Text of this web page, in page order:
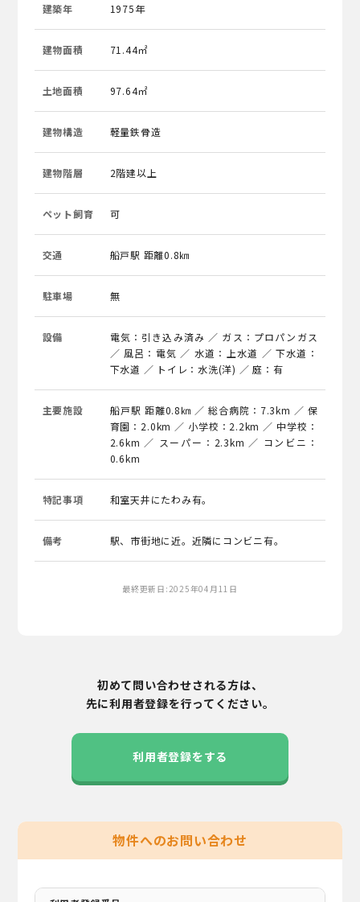
建築年 1975年
建物面積 71.44㎡
土地面積 97.64㎡
建物構造 軽量鉄骨造
建物階層 2階建以上
ペット飼育 可
交通 船戸駅 距離0.8㎞
駐車場 無
設備
電気：引き込み済み ／ ガス：プロパンガス
／ 風呂：電気 ／ 水道：上水道 ／ 下水道：
下水道 ／ トイレ：水洗(洋) ／ 庭：有
主要施設
船戸駅 距離0.8㎞ ／ 総合病院：7.3km ／ 保
育園：2.0km ／ 小学校：2.2km ／ 中学校：
2.6km ／ スーパー：2.3km ／ コンビニ：
0.6km
特記事項 和室天井にたわみ有。
備考 駅、市街地に近。近隣にコンビニ有。
最終更新日:2025年04月11日
初めて問い合わせされる方は、
先に利用者登録を行ってください。
利用者登録をする
物件へのお問い合わせ